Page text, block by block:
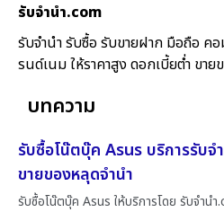
รับจํานํา.com
รับจำนำ รับซื้อ รับขายฝาก มือถือ ค
รนด์เนม ให้ราคาสูง ดอกเบี้ยต่ำ ขาย
บทความ
รับซื้อโน๊ตบุ๊ค Asus บริการรับ
ขายของหลุดจำนำ
รับซื้อโน๊ตบุ๊ค Asus ให้บริการโดย รับจํานํ